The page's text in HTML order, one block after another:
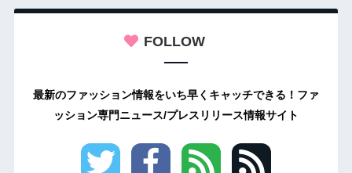
FOLLOW
最新のファッション情報をいち早くキャッチできる！ファ
ッション専門ニュース/プレスリリース情報サイト